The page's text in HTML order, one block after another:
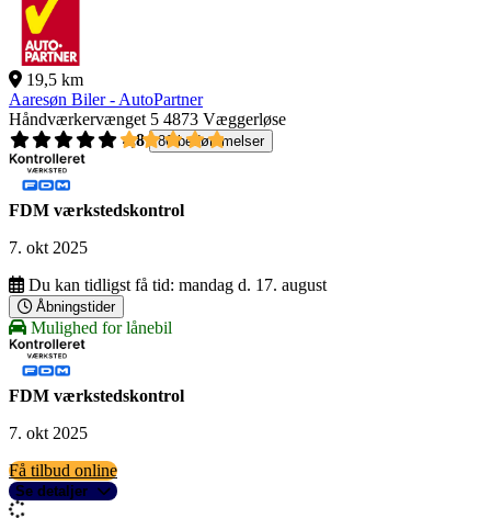
19,5 km
Aaresøn Biler - AutoPartner
Håndværkervænget 5 4873 Væggerløse
4,8
86 bedømmelser
FDM værkstedskontrol
7. okt 2025
Du kan tidligst få tid: mandag d. 17. august
Åbningstider
Mulighed for lånebil
FDM værkstedskontrol
7. okt 2025
Få tilbud online
Se detaljer